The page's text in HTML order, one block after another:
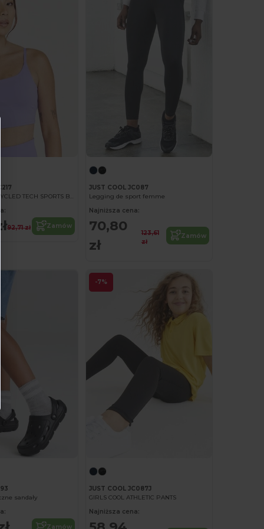
WOMEN'S RECYCLED TECH SPORTS BRA
92,71 zł Zamów
JUST COOL JC087
Legging de sport femme
Najniższa cena:
70,80
zł
123,61
zł
Zamów
sandały
Zamów
-7%
JUST COOL JC087J
GIRLS COOL ATHLETIC PANTS
Najniższa cena: